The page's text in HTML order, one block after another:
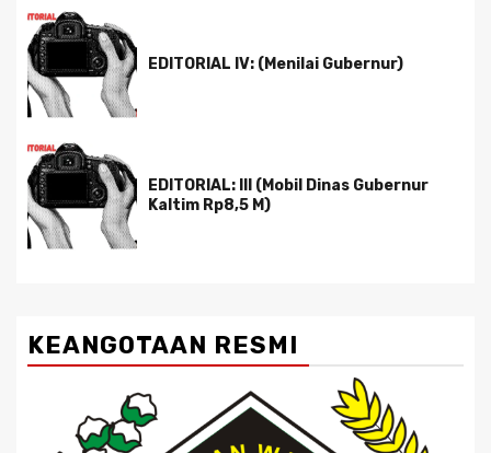
EDITORIAL IV: (Menilai Gubernur)
EDITORIAL: III (Mobil Dinas Gubernur
Kaltim Rp8,5 M)
KEANGOTAAN RESMI